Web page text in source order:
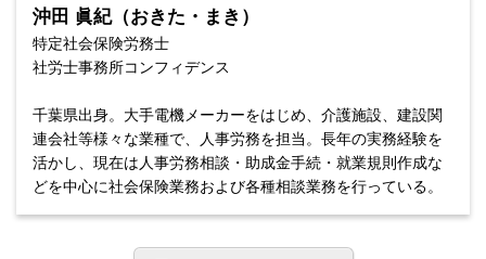
沖田 眞紀（おきた・まき）
特定社会保険労務士
社労士事務所コンフィデンス
千葉県出身。大手電機メーカーをはじめ、介護施設、建設関
連会社等様々な業種で、人事労務を担当。長年の実務経験を
活かし、現在は人事労務相談・助成金手続・就業規則作成な
どを中心に社会保険業務および各種相談業務を行っている。